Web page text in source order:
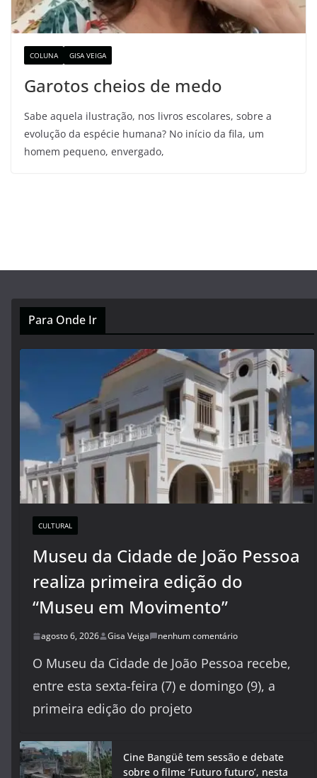
COLUNA GISA VEIGA
Garotos cheios de medo
Sabe aquela ilustração, nos livros escolares, sobre a
evolução da espécie humana? No início da fila, um
homem pequeno, envergado,
Para Onde Ir
CULTURAL
Museu da Cidade de João Pessoa
realiza primeira edição do
“Museu em Movimento”
agosto 6, 2026 Gisa Veiga nenhum comentário
O Museu da Cidade de João Pessoa recebe,
entre esta sexta-feira (7) e domingo (9), a
primeira edição do projeto
Cine Bangüê tem sessão e debate
sobre o filme ‘Futuro futuro’, nesta